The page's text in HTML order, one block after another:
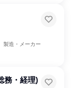
製造・メーカー
務・経理)